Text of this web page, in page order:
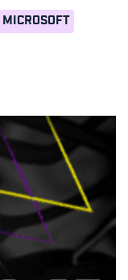
MICROSOFT